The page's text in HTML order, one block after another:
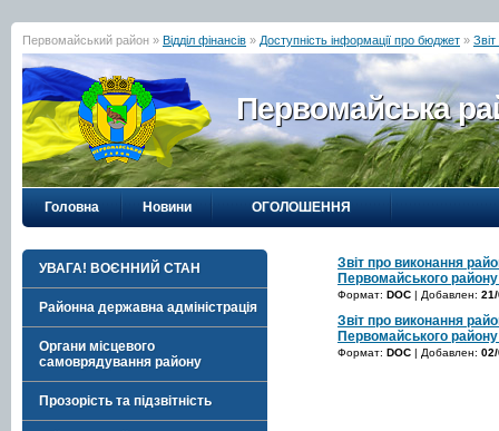
Первомайський район » Відділ фінансів » Доступність інформації про бюджет »
Первомайська
Головна Новини ОГОЛОШЕННЯ
УВАГА! ВОЄННИЙ СТАН
Районна державна адміністрація
Органи місцевого
самоврядування району
Прозорість та підзвітність
Звіт про виконання
Первомайського району
Формат: DOC | Добавлен:
Звіт про виконання
Первомайського району
Формат: DOC | Добавлен: